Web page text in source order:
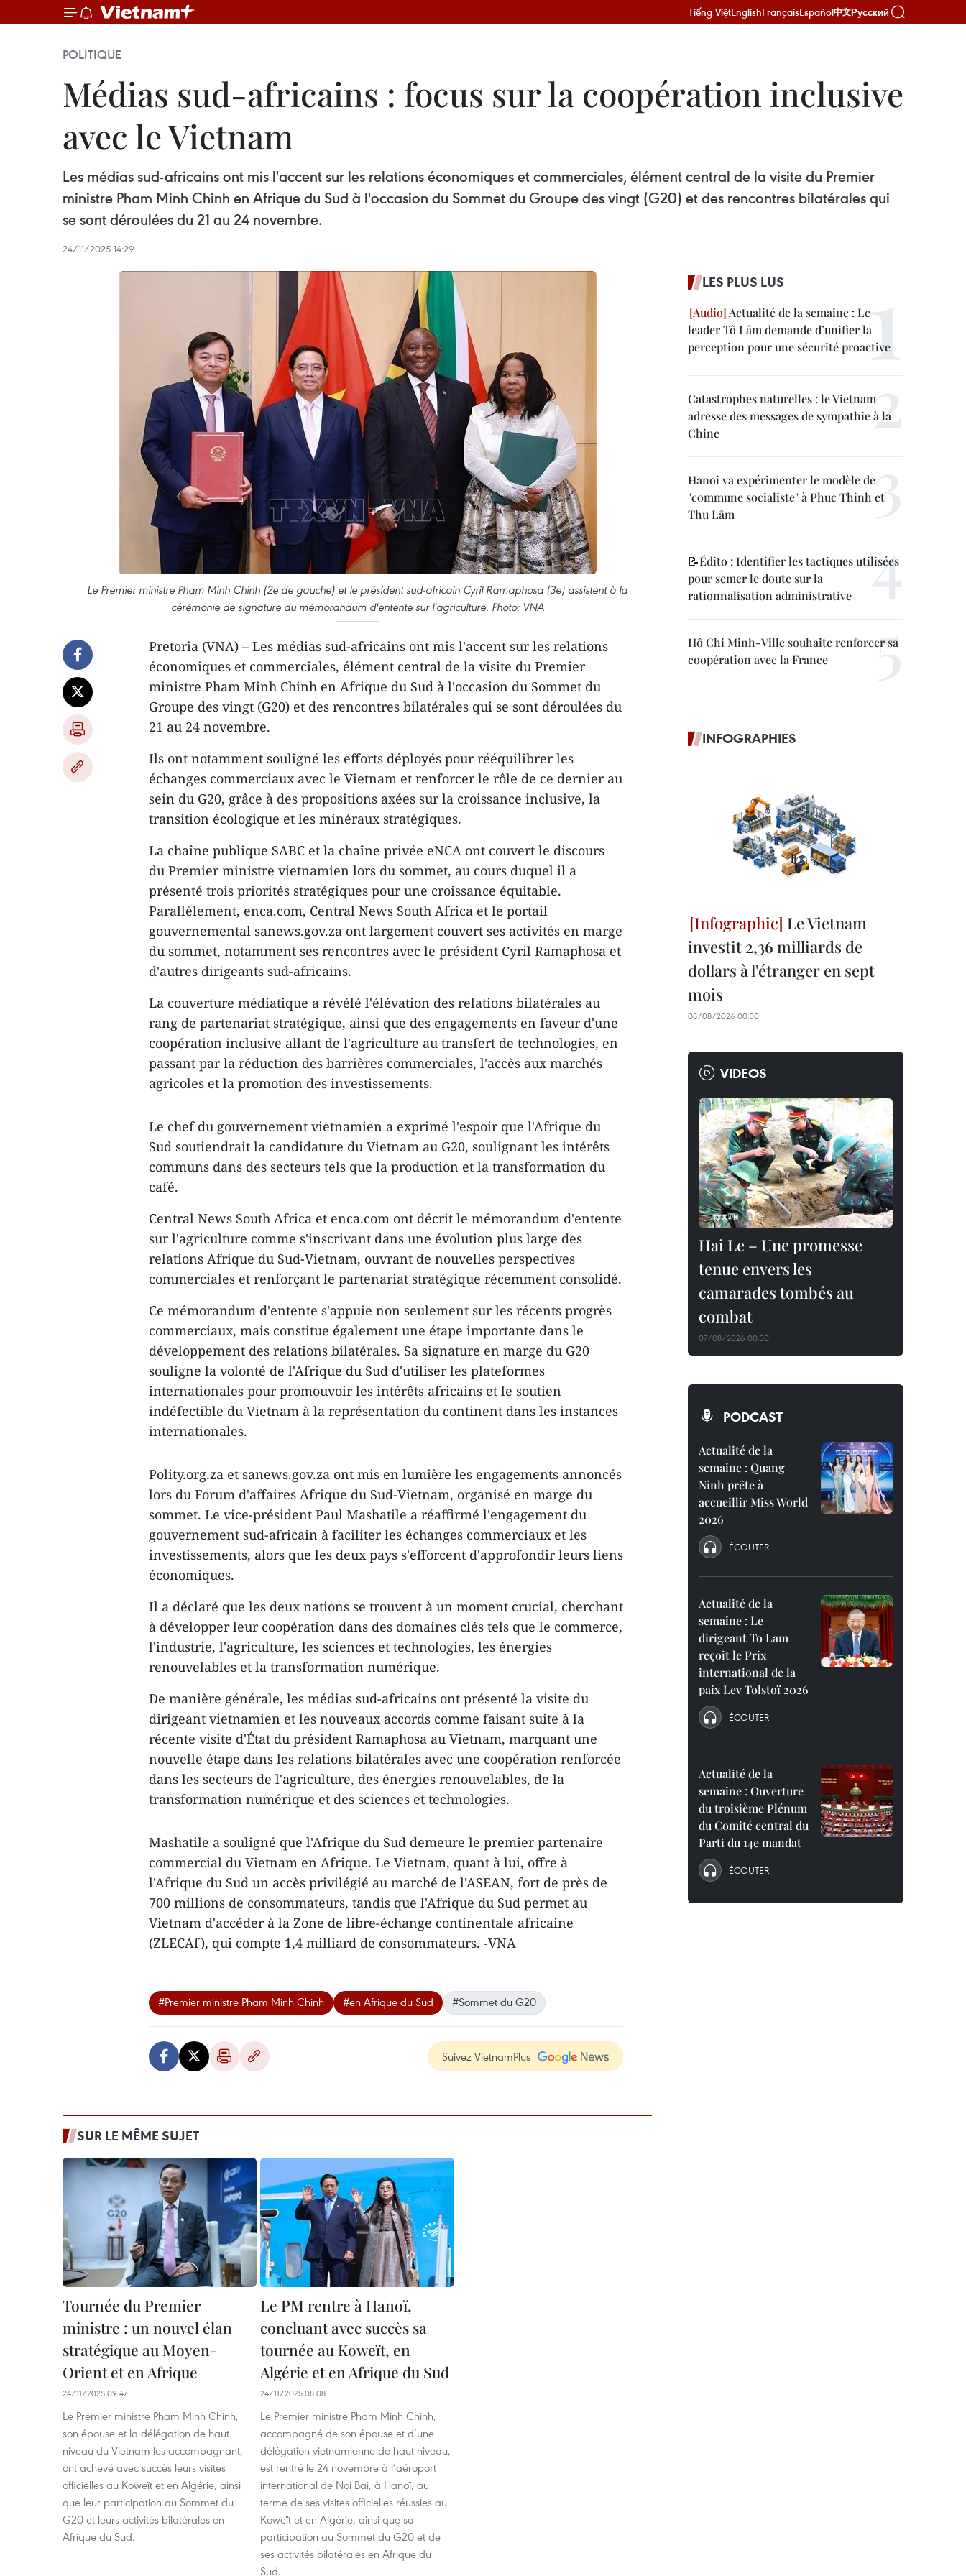
Tiếng ViệtEnglishFrançaisEspañol中文Русский
POLITIQUE
Médias sud-africains : focus sur la coopération inclusive
avec le Vietnam
Les médias sud-africains ont mis l'accent sur les relations économiques et commerciales, élément central de la visite du Premier
ministre Pham Minh Chinh en Afrique du Sud à l'occasion du Sommet du Groupe des vingt (G20) et des rencontres bilatérales qui
se sont déroulées du 21 au 24 novembre.
24/11/2025 14:29
Le Premier ministre Pham Minh Chinh (2e de gauche) et le président sud-africain Cyril Ramaphosa (3e) assistent à la
cérémonie de signature du mémorandum d'entente sur l'agriculture. Photo: VNA
Pretoria (VNA) – Les médias sud-africains ont mis l'accent sur les relations
économiques et commerciales, élément central de la visite du Premier
ministre Pham Minh Chinh en Afrique du Sud à l'occasion du Sommet du
Groupe des vingt (G20) et des rencontres bilatérales qui se sont déroulées du
21 au 24 novembre.
Ils ont notamment souligné les efforts déployés pour rééquilibrer les
échanges commerciaux avec le Vietnam et renforcer le rôle de ce dernier au
sein du G20, grâce à des propositions axées sur la croissance inclusive, la
transition écologique et les minéraux stratégiques.
La chaîne publique SABC et la chaîne privée eNCA ont couvert le discours
du Premier ministre vietnamien lors du sommet, au cours duquel il a
présenté trois priorités stratégiques pour une croissance équitable.
Parallèlement, enca.com, Central News South Africa et le portail
gouvernemental sanews.gov.za ont largement couvert ses activités en marge
du sommet, notamment ses rencontres avec le président Cyril Ramaphosa et
d'autres dirigeants sud-africains.
La couverture médiatique a révélé l'élévation des relations bilatérales au
rang de partenariat stratégique, ainsi que des engagements en faveur d'une
coopération inclusive allant de l'agriculture au transfert de technologies, en
passant par la réduction des barrières commerciales, l'accès aux marchés
agricoles et la promotion des investissements.
Le chef du gouvernement vietnamien a exprimé l'espoir que l'Afrique du
Sud soutiendrait la candidature du Vietnam au G20, soulignant les intérêts
communs dans des secteurs tels que la production et la transformation du
café.
Central News South Africa et enca.com ont décrit le mémorandum d'entente
sur l'agriculture comme s'inscrivant dans une évolution plus large des
relations Afrique du Sud-Vietnam, ouvrant de nouvelles perspectives
commerciales et renforçant le partenariat stratégique récemment consolidé.
Ce mémorandum d'entente s'appuie non seulement sur les récents progrès
commerciaux, mais constitue également une étape importante dans le
développement des relations bilatérales. Sa signature en marge du G20
souligne la volonté de l'Afrique du Sud d'utiliser les plateformes
internationales pour promouvoir les intérêts africains et le soutien
indéfectible du Vietnam à la représentation du continent dans les instances
internationales.
Polity.org.za et sanews.gov.za ont mis en lumière les engagements annoncés
lors du Forum d'affaires Afrique du Sud-Vietnam, organisé en marge du
sommet. Le vice-président Paul Mashatile a réaffirmé l'engagement du
gouvernement sud-africain à faciliter les échanges commerciaux et les
investissements, alors que les deux pays s'efforcent d'approfondir leurs liens
économiques.
Il a déclaré que les deux nations se trouvent à un moment crucial, cherchant
à développer leur coopération dans des domaines clés tels que le commerce,
l'industrie, l'agriculture, les sciences et technologies, les énergies
renouvelables et la transformation numérique.
De manière générale, les médias sud-africains ont présenté la visite du
dirigeant vietnamien et les nouveaux accords comme faisant suite à la
récente visite d'État du président Ramaphosa au Vietnam, marquant une
nouvelle étape dans les relations bilatérales avec une coopération renforcée
dans les secteurs de l'agriculture, des énergies renouvelables, de la
transformation numérique et des sciences et technologies.
Mashatile a souligné que l'Afrique du Sud demeure le premier partenaire
commercial du Vietnam en Afrique. Le Vietnam, quant à lui, offre à
l'Afrique du Sud un accès privilégié au marché de l'ASEAN, fort de près de
700 millions de consommateurs, tandis que l'Afrique du Sud permet au
Vietnam d'accéder à la Zone de libre-échange continentale africaine
(ZLECAf), qui compte 1,4 milliard de consommateurs. -VNA
#Premier ministre Pham Minh Chinh #en Afrique du Sud #Sommet du G20
Suivez VietnamPlus
SUR LE MÊME SUJET
Tournée du Premier
ministre : un nouvel élan
stratégique au Moyen-
Orient et en Afrique
24/11/2025 09:47
Le Premier ministre Pham Minh Chinh,
son épouse et la délégation de haut
niveau du Vietnam les accompagnant,
ont achevé avec succès leurs visites
officielles au Koweït et en Algérie, ainsi
que leur participation au Sommet du
G20 et leurs activités bilatérales en
Afrique du Sud.
Le PM rentre à Hanoï,
concluant avec succès sa
tournée au Koweït, en
Algérie et en Afrique du Sud
24/11/2025 08:08
Le Premier ministre Pham Minh Chinh,
accompagné de son épouse et d’une
délégation vietnamienne de haut niveau,
est rentré le 24 novembre à l’aéroport
international de Noi Bai, à Hanoï, au
terme de ses visites officielles réussies au
Koweït et en Algérie, ainsi que sa
participation au Sommet du G20 et de
ses activités bilatérales en Afrique du
Sud.
LES PLUS LUS
Actualité de la semaine : Le
leader Tô Lâm demande d’unifier la
perception pour une sécurité proactive
Catastrophes naturelles : le Vietnam
adresse des messages de sympathie à la
Chine
Hanoi va expérimenter le modèle de
"commune socialiste" à Phuc Thinh et
Thu Lâm
📝Édito : Identifier les tactiques utilisées
pour semer le doute sur la
rationnalisation administrative
Hô Chi Minh-Ville souhaite renforcer sa
coopération avec la France
INFOGRAPHIES
Le Vietnam
investit 2,36 milliards de
dollars à l'étranger en sept
mois
08/08/2026 00:30
VIDEOS
Hai Le – Une promesse
tenue envers les
camarades tombés au
combat
07/08/2026 00:30
PODCAST
Actualité de la
semaine : Quang
Ninh prête à
accueillir Miss World
2026
ÉCOUTER
Actualité de la
semaine : Le
dirigeant To Lam
reçoit le Prix
international de la
paix Lev Tolstoï 2026
ÉCOUTER
Actualité de la
semaine : Ouverture
du troisième Plénum
du Comité central du
Parti du 14e mandat
ÉCOUTER